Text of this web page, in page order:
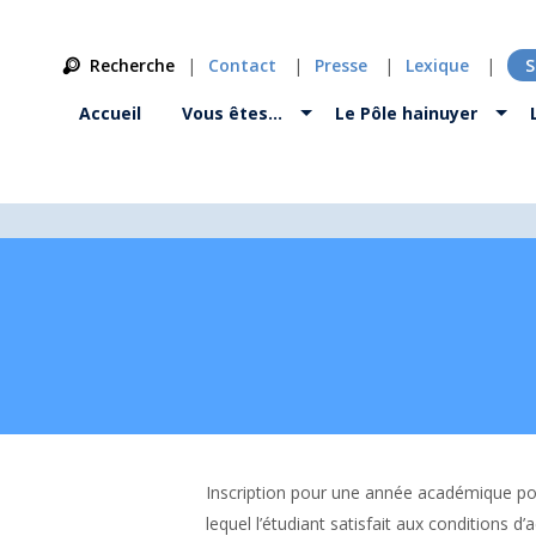
Recherche Contact Presse Lexique
Accueil Vous êtes… Le Pôle hainuyer
Inscription pour une année académique
lequel l’étudiant satisfait aux conditions